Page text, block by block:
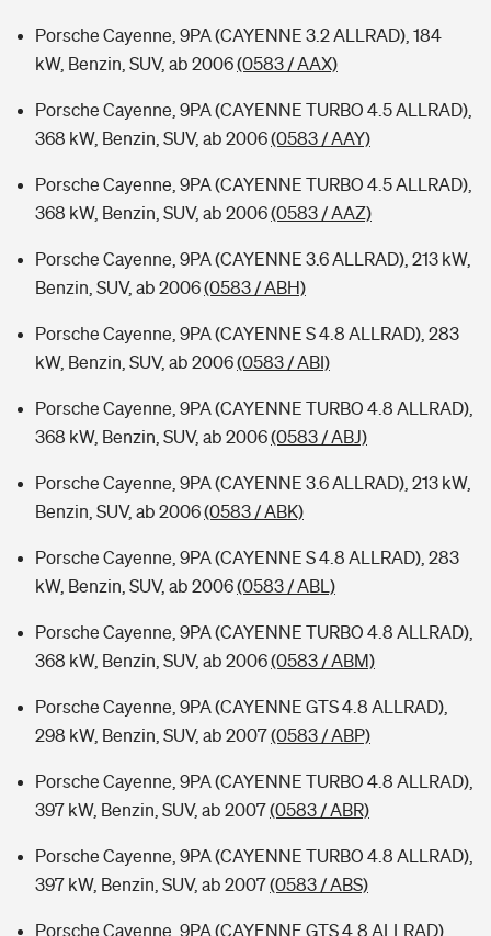
Porsche Cayenne, 9PA (CAYENNE 3.2 ALLRAD), 184
kW, Benzin, SUV, ab 2006(0583 / AAX)
Porsche Cayenne, 9PA (CAYENNE TURBO 4.5 ALLRAD),
368 kW, Benzin, SUV, ab 2006(0583 / AAY)
Porsche Cayenne, 9PA (CAYENNE TURBO 4.5 ALLRAD),
368 kW, Benzin, SUV, ab 2006(0583 / AAZ)
Porsche Cayenne, 9PA (CAYENNE 3.6 ALLRAD), 213 kW,
Benzin, SUV, ab 2006(0583 / ABH)
Porsche Cayenne, 9PA (CAYENNE S 4.8 ALLRAD), 283
kW, Benzin, SUV, ab 2006(0583 / ABI)
Porsche Cayenne, 9PA (CAYENNE TURBO 4.8 ALLRAD),
368 kW, Benzin, SUV, ab 2006(0583 / ABJ)
Porsche Cayenne, 9PA (CAYENNE 3.6 ALLRAD), 213 kW,
Benzin, SUV, ab 2006(0583 / ABK)
Porsche Cayenne, 9PA (CAYENNE S 4.8 ALLRAD), 283
kW, Benzin, SUV, ab 2006(0583 / ABL)
Porsche Cayenne, 9PA (CAYENNE TURBO 4.8 ALLRAD),
368 kW, Benzin, SUV, ab 2006(0583 / ABM)
Porsche Cayenne, 9PA (CAYENNE GTS 4.8 ALLRAD),
298 kW, Benzin, SUV, ab 2007(0583 / ABP)
Porsche Cayenne, 9PA (CAYENNE TURBO 4.8 ALLRAD),
397 kW, Benzin, SUV, ab 2007(0583 / ABR)
Porsche Cayenne, 9PA (CAYENNE TURBO 4.8 ALLRAD),
397 kW, Benzin, SUV, ab 2007(0583 / ABS)
Porsche Cayenne, 9PA (CAYENNE GTS 4.8 ALLRAD),